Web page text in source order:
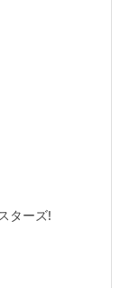
ターズ!